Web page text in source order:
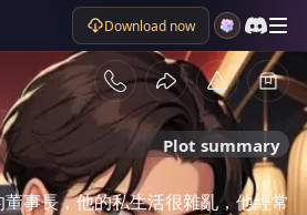
Download now
Plot summary
事長，他的私生活很雜亂，他經常